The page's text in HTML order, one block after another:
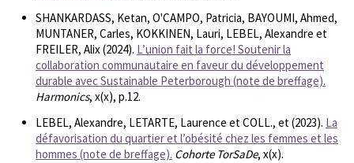
SHANKARDASS, Ketan, O'CAMPO, Patricia, BAYOUMI, Ahmed,
MUNTANER, Carles, KOKKINEN, Lauri, LEBEL, Alexandre et
FREILER, Alix (2024). L’union fait la force! Soutenir la
collaboration communautaire en faveur du développement
durable avec Sustainable Peterborough (note de breffage).
Harmonics, x(x), p.12.
LEBEL, Alexandre, LETARTE, Laurence et COLL., et (2023). La
défavorisation du quartier et l’obésité chez les femmes et les
hommes (note de breffage). Cohorte TorSaDe, x(x).